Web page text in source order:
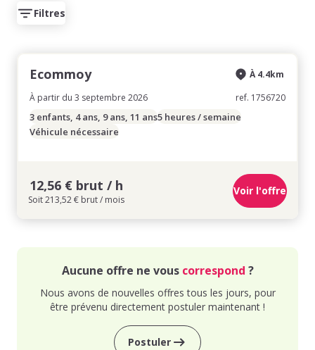
Filtres
Ecommoy
À partir du 3 septembre 2026
À 4.4km
ref. 1756720
3 enfants, 4 ans, 9 ans, 11 ans5 heures / semaine
Véhicule nécessaire
12,56 € brut / h
Soit 213,52 € brut / mois
Voir l'offre
Aucune offre ne vous correspond ?
Nous avons de nouvelles offres tous les jours, pour
être prévenu directement postuler maintenant !
Postuler